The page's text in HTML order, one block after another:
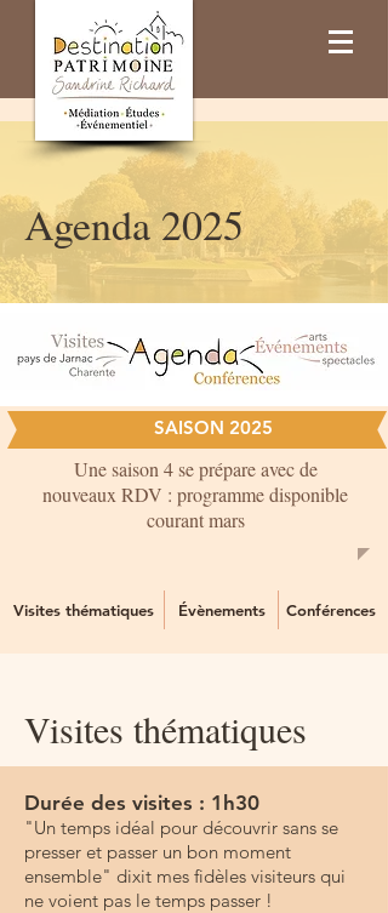
Agenda 2025
Une saison 4 se prépare avec de
nouveaux RDV : programme disponible
courant mars
SAISON 2025
Visites thématiques Évènements Conférences
Visites thématiques
Durée des visites : 1h30
"Un temps idéal pour découvrir sans se
presser et passer un bon moment
ensemble" dixit mes fidèles visiteurs qui
ne voient pas le temps passer !